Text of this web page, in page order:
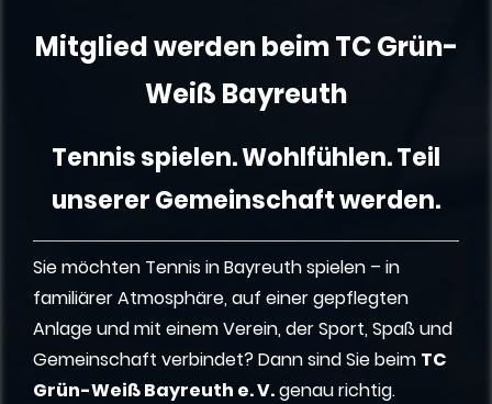
Mitglied werden beim TC Grün-
Weiß Bayreuth
Tennis spielen. Wohlfühlen. Teil
unserer Gemeinschaft werden.
Sie möchten Tennis in Bayreuth spielen – in
familiärer Atmosphäre, auf einer gepflegten
Anlage und mit einem Verein, der Sport, Spaß und
Gemeinschaft verbindet? Dann sind Sie beim TC
Grün-Weiß Bayreuth e. V.genau richtig.